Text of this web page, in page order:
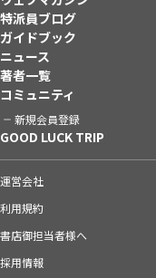
特派員ブログ
ガイドブック
ニュース
著者一覧
コミュニティ
新規会員登録
GOOD LUCK TRIP
運営会社
利用規約
書店御担当者様へ
採用情報